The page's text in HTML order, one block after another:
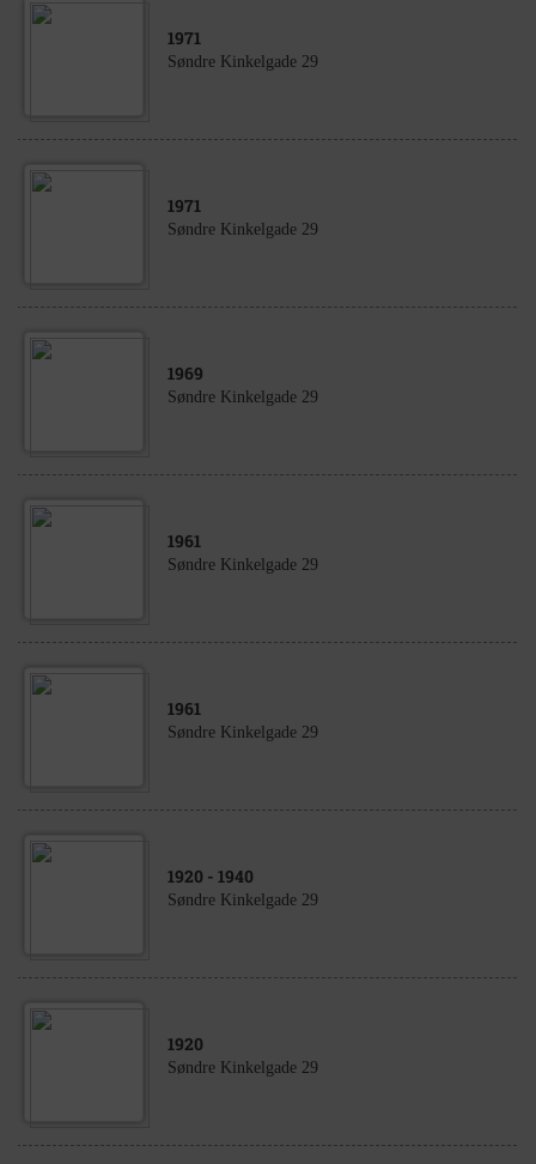
1971
Søndre Kinkelgade 29
1971
Søndre Kinkelgade 29
1969
Søndre Kinkelgade 29
1961
Søndre Kinkelgade 29
1961
Søndre Kinkelgade 29
1920 - 1940
Søndre Kinkelgade 29
1920
Søndre Kinkelgade 29